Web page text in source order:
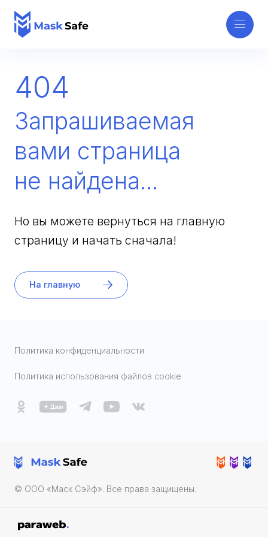
404
Запрашиваемая
вами страница
не найдена...
Но вы можете вернуться на главную
страницу и начать сначала!
На главную
Политика конфиденциальности
Политика использования файлов cookie
© ООО «Маск Cэйф». Все права защищены.